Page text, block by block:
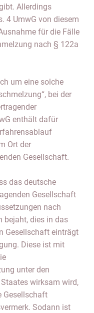
Allerdings
4 UmwG von diesem
für die Fälle
nach § 122a
um eine solche
bei der
enthält dafür
Ort der
Gesellschaft.
das deutsche
Gesellschaft
nach
bejaht, dies in das
Gesellschaft einträgt
Diese ist mit
unter den
wirksam wird,
Gesellschaft
Sodann ist